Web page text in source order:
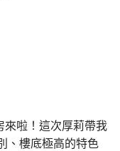
來啦！這次厚莉帶我
、樓底極高的特色